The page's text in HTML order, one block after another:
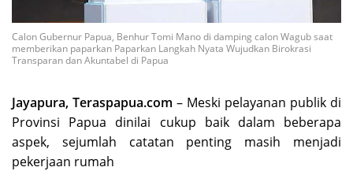
Calon Gubernur Papua, Benhur Tomi Mano di damping calon Wagub saat
memberikan paparkan Paparkan Langkah Nyata Wujudkan Birokrasi
Transparan dan Akuntabel di Papua
Jayapura, Teraspapua.com – Meski pelayanan publik di
Provinsi Papua dinilai cukup baik dalam beberapa
aspek, sejumlah catatan penting masih menjadi
pekerjaan rumah